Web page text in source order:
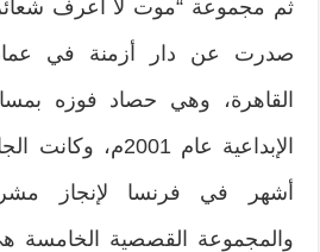
صدرت عن دار أزمنة في
القاهرة، وهي حصاد فوزه
الإبداعية عام
أشهر في فرنسا لإنجاز
والمجموعة القصصية